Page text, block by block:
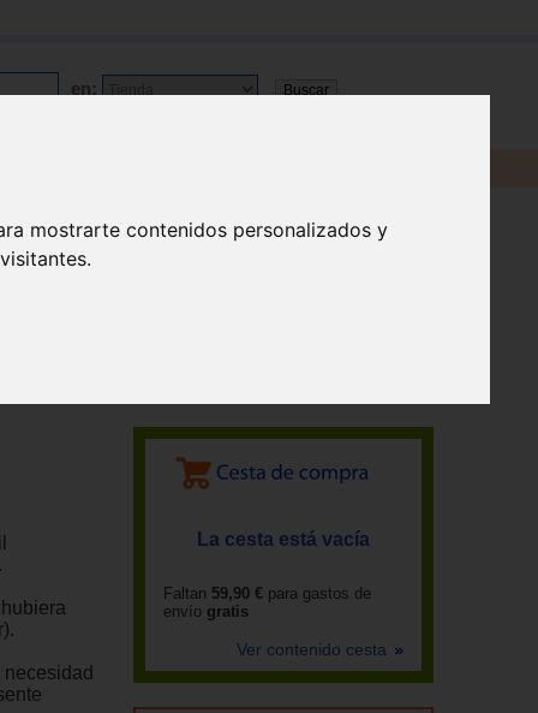
mostrarte contenidos personalizados y
en:
La cesta está vacía
Faltan 59,90 € para gastos de
envío gratis
Ver contenido cesta